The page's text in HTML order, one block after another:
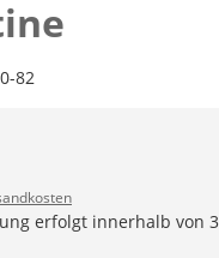
82
erfolgt innerhalb von 3